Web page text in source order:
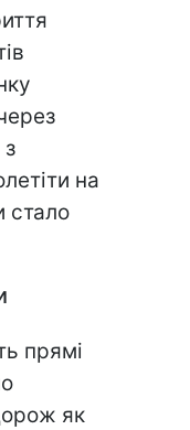
на
стало
прямі
як